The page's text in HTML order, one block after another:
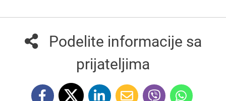
Podelite informacije sa
prijateljima